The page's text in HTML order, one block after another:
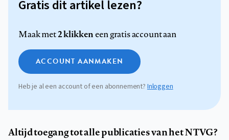
Gratis dit artikel lezen?
Maak met2 klikkeneen gratis account aan
ACCOUNT AANMAKEN
Heb je al een account of een abonnement? Inloggen
Altijd toegang tot alle publicaties van het NTVG?